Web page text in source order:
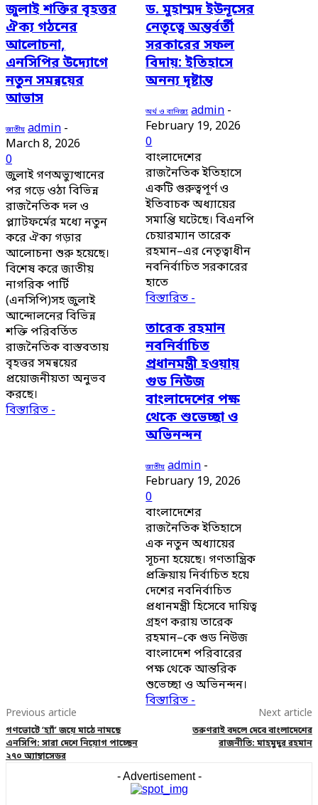
জুলাই শক্তির বৃহত্তর
ঐক্য গঠনের
আলোচনা,
এনসিপির উদ্যোগে
নতুন সমন্বয়ের
আভাস
জাতীয় admin -
March 8, 2026
0
জুলাই গণঅভ্যুত্থানের
পর গড়ে ওঠা বিভিন্ন
রাজনৈতিক দল ও
প্ল্যাটফর্মের মধ্যে নতুন
করে ঐক্য গড়ার
আলোচনা শুরু হয়েছে।
বিশেষ করে জাতীয়
নাগরিক পার্টি
(এনসিপি)সহ জুলাই
আন্দোলনের বিভিন্ন
শক্তি পরিবর্তিত
রাজনৈতিক বাস্তবতায়
বৃহত্তর সমন্বয়ের
প্রয়োজনীয়তা অনুভব
করছে।
বিস্তারিত -
ড. মুহাম্মদ ইউনূসের
নেতৃত্বে অন্তর্বর্তী
সরকারের সফল
বিদায়: ইতিহাসে
অনন্য দৃষ্টান্ত
অর্থ ও বানিজ্য admin -
February 19, 2026
0
বাংলাদেশের
রাজনৈতিক ইতিহাসে
একটি গুরুত্বপূর্ণ ও
ইতিবাচক অধ্যায়ের
সমাপ্তি ঘটেছে। বিএনপি
চেয়ারম্যান তারেক
রহমান–এর নেতৃত্বাধীন
নবনির্বাচিত সরকারের
হাতে
বিস্তারিত -
তারেক রহমান
নবনির্বাচিত
প্রধানমন্ত্রী হওয়ায়
গুড নিউজ
বাংলাদেশের পক্ষ
থেকে শুভেচ্ছা ও
অভিনন্দন
জাতীয় admin -
February 19, 2026
0
বাংলাদেশের
রাজনৈতিক ইতিহাসে
এক নতুন অধ্যায়ের
সূচনা হয়েছে। গণতান্ত্রিক
প্রক্রিয়ায় নির্বাচিত হয়ে
দেশের নবনির্বাচিত
প্রধানমন্ত্রী হিসেবে দায়িত্ব
গ্রহণ করায় তারেক
রহমান–কে গুড নিউজ
বাংলাদেশ পরিবারের
পক্ষ থেকে আন্তরিক
শুভেচ্ছা ও অভিনন্দন।
বিস্তারিত -
Previous article
গণভোটে ‘হ্যাঁ’ জয়ে মাঠে নামছে
এনসিপি: সারা দেশে নিয়োগ পাচ্ছেন
২৭০ অ্যাম্বাসেডর
Next article
তরুণরাই বদলে দেবে বাংলাদেশের
রাজনীতি: মাহমুদুর রহমান
- Advertisement -